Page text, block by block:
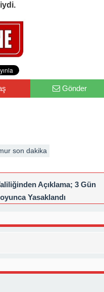
Gönder
son dakika
Açıklama; 3 Gün
Yasaklandı